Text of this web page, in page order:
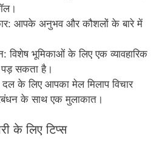
आपके अनुभव और कौशलों के बारे में
विशेष भूमिकाओं के लिए एक व्यावहारिक
पड़ सकता है।
दल के लिए आपका मेल मिलाप विचार
के साथ एक मुलाकात।
के लिए टिप्स